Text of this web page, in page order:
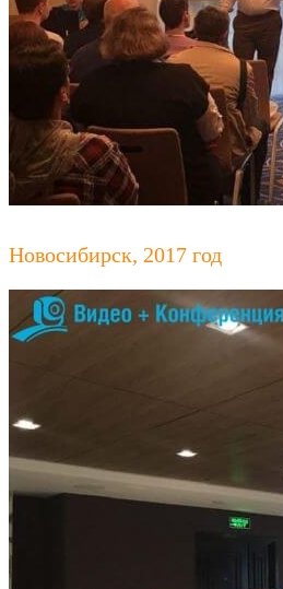
Новосибирск, 2017 год